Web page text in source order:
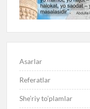
Asarlar
Referatlar
She’riy to’plamlar